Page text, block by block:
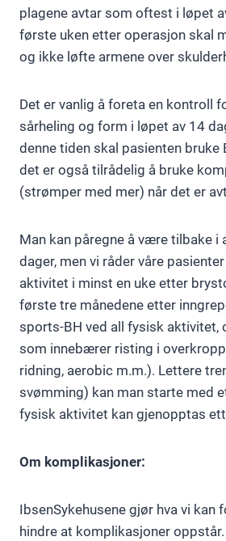
plagene avtar som oftest i løpet
første uken etter operasjon skal
og ikke løfte armene over
Det er vanlig å foreta en kontroll
sårheling og form i løpet av 14
denne tiden skal pasienten bruke
det er også tilrådelig å bruke
(strømper med mer) når det er
Man kan påregne å være tilbake i
dager, men vi råder våre
aktivitet i minst en uke etter
første tre månedene etter
sports-BH ved all fysisk aktivitet,
som innebærer risting i
ridning, aerobic m.m.). Lettere
svømming) kan man starte med
fysisk aktivitet kan gjenopptas
Om komplikasjoner:
IbsenSykehusene gjør hva vi kan
hindre at komplikasjoner